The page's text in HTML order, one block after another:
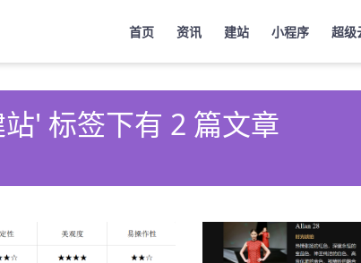
首页 资讯 建站 小程序 超级
' 标签下有 2 篇文章